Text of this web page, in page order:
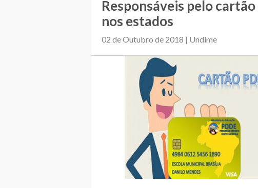
Responsáveis pelo cartão
nos estados
02 de Outubro de 2018 | Undime